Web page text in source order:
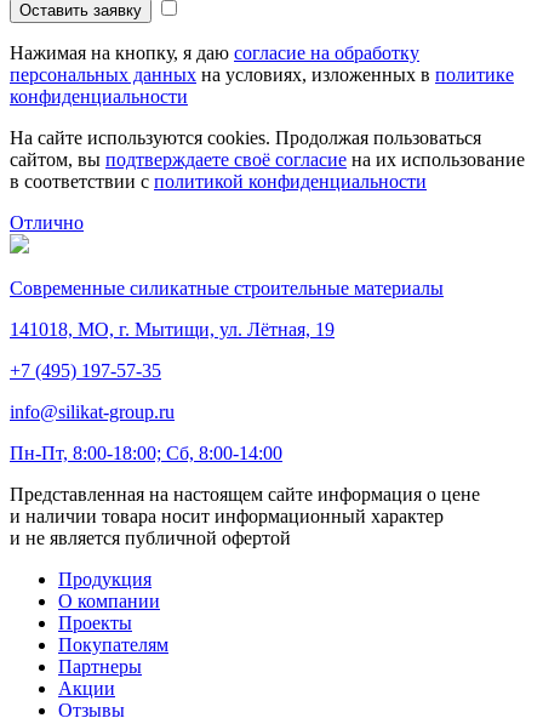
Оставить заявку
Нажимая на кнопку, я даю согласие на обработку
персональных данных на условиях, изложенных в политике
конфиденциальности
На сайте используются cookies. Продолжая пользоваться
сайтом, вы подтверждаете своё согласие на их использование
в соответствии с политикой конфиденциальности
Отлично
Современные силикатные строительные материалы
141018, МО, г. Мытищи, ул. Лётная, 19
+7 (495) 197-57-35
info@silikat-group.ru
Пн-Пт, 8:00-18:00; Сб, 8:00-14:00
Представленная на настоящем сайте информация о цене
и наличии товара носит информационный характер
и не является публичной офертой
Продукция
О компании
Проекты
Покупателям
Партнеры
Акции
Отзывы